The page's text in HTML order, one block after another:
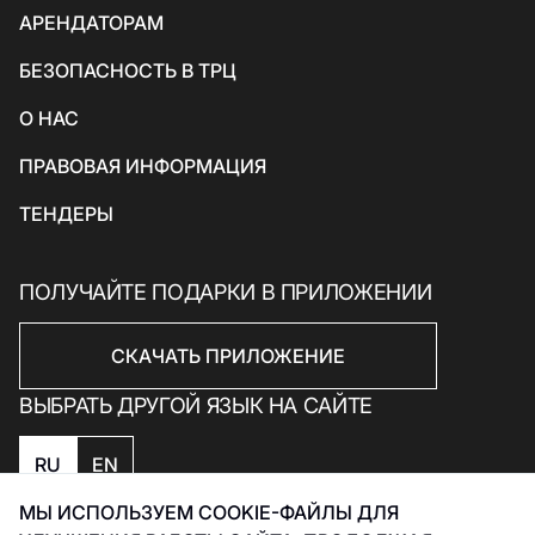
МЫ ИСПОЛЬЗУЕМ COOKIE-ФАЙЛЫ ДЛЯ
Товары для спорта и отдыха
Электроника, книги и бытовая техника
Товары для дома
Подарки и сувениры
АРЕНДАТОРАМ
БЕЗОПАСНОСТЬ В ТРЦ
О НАС
ПРАВОВАЯ ИНФОРМАЦИЯ
ТЕНДЕРЫ
ПОЛУЧАЙТЕ ПОДАРКИ В ПРИЛОЖЕНИИ
СКАЧАТЬ ПРИЛОЖЕНИЕ
ВЫБРАТЬ ДРУГОЙ ЯЗЫК НА САЙТЕ
RU EN